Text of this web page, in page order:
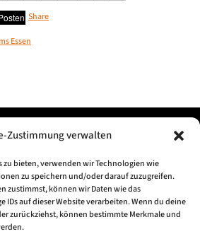
Zustimmung verwalten
zu bieten, verwenden wir Technologien wie
zu speichern und/oder darauf zuzugreifen.
zustimmst, können wir Daten wie das
IDs auf dieser Website verarbeiten. Wenn du deine
zurückziehst, können bestimmte Merkmale und
Share
Essen
tz
Mundartretter.de